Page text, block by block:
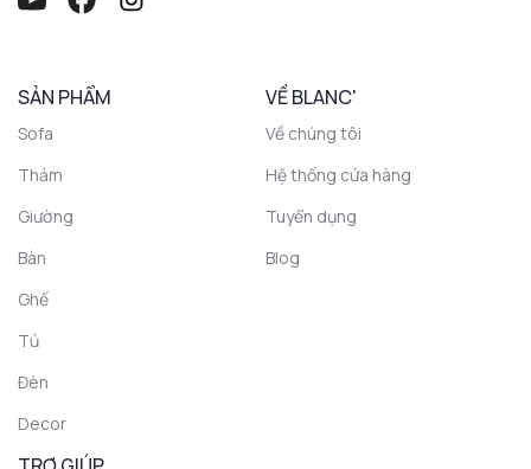
SẢN PHẨM
Sofa
Thảm
Giường
Bàn
Ghế
Tủ
Đèn
Decor
VỀ BLANC'
Về chúng tôi
Hệ thống cửa hàng
Tuyển dụng
Blog